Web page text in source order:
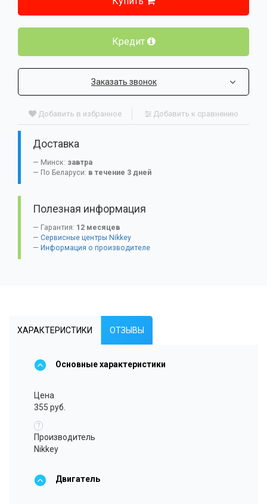
Кредит
Заказать звонок
Добавить в избранное Добавить к сравнению
Доставка
Минск: завтра
По Беларуси: в течение 3 дней
Полезная информация
Гарантия: 12 месяцев
Сервисные центры Nikkey
Информация о производителе
ХАРАКТЕРИСТИКИ ОТЗЫВЫ
Основные характеристики
Цена
355 руб.
?
Производитель
Nikkey
Двигатель